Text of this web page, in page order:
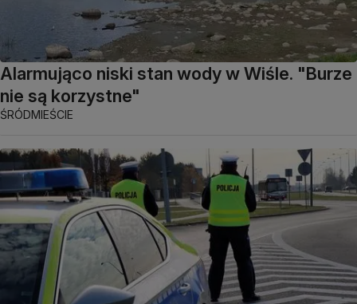
Alarmująco niski stan wody w Wiśle. "Burze
nie są korzystne"
ŚRÓDMIEŚCIE